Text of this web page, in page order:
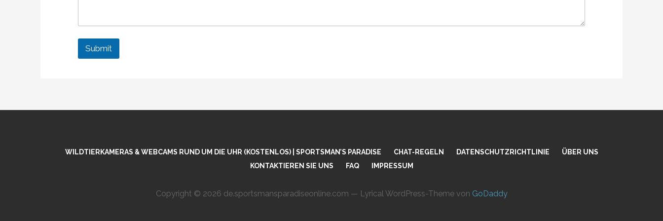
Submit
WILDTIERKAMERAS & WEBCAMS RUND UM DIE UHR (KOSTENLOS) | SPORTSMAN’S PARADISE CHAT-REGELN DATENSCHUTZRICHTLINIE
ÜBER UNS
KONTAKTIEREN SIE UNS
FAQ IMPRESSUM
Copyright © 2026 de.sportsmansparadiseonline.com — Lyrical WordPress-Theme von GoDaddy